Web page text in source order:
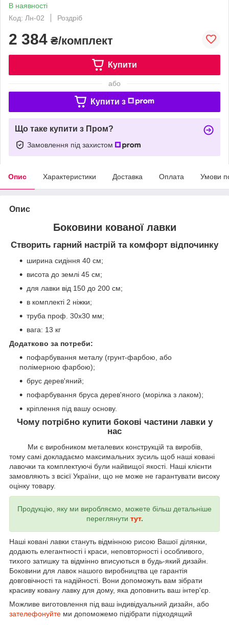
В наявності
Код: Лн-02
Роздріб
2 384 ₴/комплект
Купити
або
Купити з
Що таке купити з Пром?
Замовлення під захистом
Опис Характеристики Доставка Оплата Умови
Опис
Боковини кованої лавки
Створить гарний настрій та комфорт відпочинку
ширина сидіння 40 см;
висота до землі 45 см;
для лавки від 150 до 200 см;
в комплекті 2 ніжки;
труба проф. 30х30 мм;
вага: 13 кг
Додатково за потреби:
пофарбування металу (грунт-фарбою, або
полімерною фарбою);
брус дерев'яний;
пофарбування бруса дерев'яного (морілка з лаком);
кріплення під вашу основу.
Чому потрібно купити бокові частини лавки у
нас
Ми є виробником металевих конструкцій та виробів,
тому самі докладаємо максимальних зусиль щоб наші ковані
лавочки та комплектуючі були найвищої якості. Наші клієнти
замовляють з всієї України, що не може не гарантувати високу
оцінку товару.
Продукцію, яку ми виробляємо, можете більш детальніше
переглянути тут.
Наші ковані лавки стануть відмінною рисою Вашої ділянки,
додають елегантності і краси, неповторності і особливого,
тихого затишку та відмінно вписуються в будь-який дизайн.
Боковини для лавок нашого виробництва це гарантія
довговічності та надійності. Вони допоможуть вам зібрати
красиву ковану лавку для дому, яка доповнить ваш інтер'єр.
Можливе виготовлення під ваш індивідуальний дизайн, або
зателефонуйте ми допоможемо підібрати підходящий